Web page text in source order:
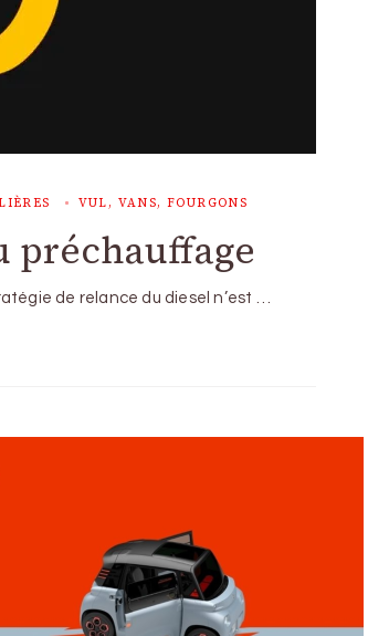
VUL, VANS, FOURGONS
préchauffage
de relance du diesel n’est …